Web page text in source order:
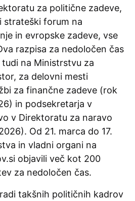
za politične zadeve,
strateški forum na
in evropske zadeve, vse
razpisa za nedoločen čas
na Ministrstvu za
za delovni mesti
za finančne zadeve (rok
in podsekretarja v
v Direktoratu za naravo
Od 21. marca do 17.
in vladni organi na
objavili več kot 200
za nedoločen čas.
takšnih političnih kadrov